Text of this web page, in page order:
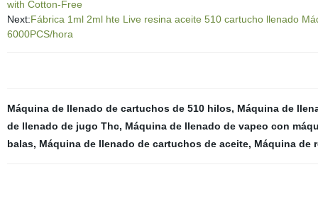
with Cotton-Free
Next:Fábrica 1ml 2ml hte Live resina aceite 510 cartucho llenado
6000PCS/hora
Máquina de llenado de cartuchos de 510 hilos, Máquina de
de llenado de jugo Thc, Máquina de llenado de vapeo con
balas, Máquina de llenado de cartuchos de aceite, Máquina de